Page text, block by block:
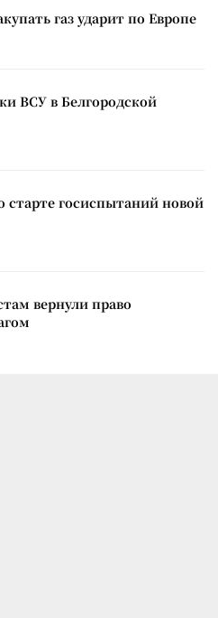
газ ударит по Европе
ВСУ в Белгородской
госиспытаний новой
вернули право